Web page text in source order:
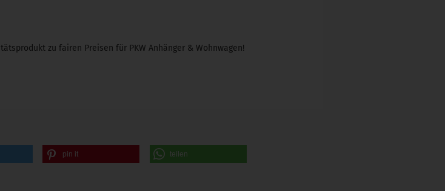
zu fairen Preisen für PKW Anhänger & Wohnwagen!
pin it teilen